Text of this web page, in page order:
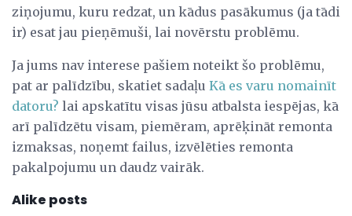
ziņojumu, kuru redzat, un kādus pasākumus (ja tādi
ir) esat jau pieņēmuši, lai novērstu problēmu.
Ja jums nav interese pašiem noteikt šo problēmu,
pat ar palīdzību, skatiet sadaļu Kā es varu nomainīt
datoru? lai apskatītu visas jūsu atbalsta iespējas, kā
arī palīdzētu visam, piemēram, aprēķināt remonta
izmaksas, noņemt failus, izvēlēties remonta
pakalpojumu un daudz vairāk.
Alike posts